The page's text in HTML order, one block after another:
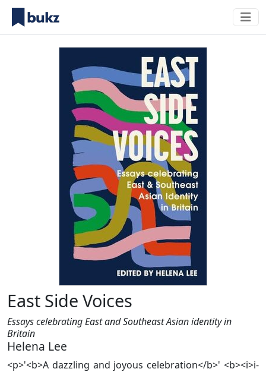
East Side Voices
Essays celebrating East and Southeast Asian identity in
Britain
Helena Lee
<p>'<b>A dazzling and joyous celebration</b>' <b><i>i-